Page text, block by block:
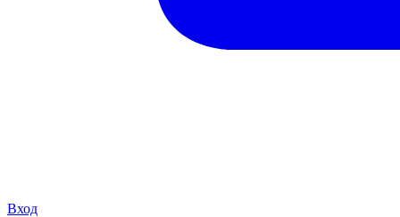
Вход